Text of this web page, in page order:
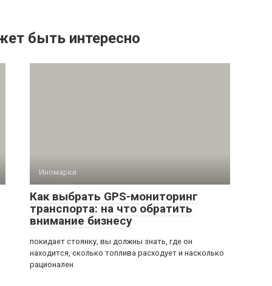
быть интересно
Иномарки
Как выбрать GPS-мониторинг
транспорта: на что обратить
внимание бизнесу
покидает стоянку, вы должны знать, где он
находится, сколько топлива расходует и насколько
рационален